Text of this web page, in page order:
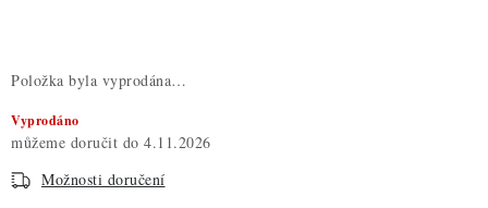
Nepřevzetí zásilky na dobírku
Položka byla vyprodána…
Vyprodáno
4.11.2026
Možnosti doručení